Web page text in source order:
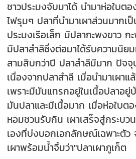
ชาวประมงจับมาได้ นำมาห่อใบตอ
ไฟรุมๆ ปลาที่นำมาเผาส่วนมากเ
ประมงเรือเล็ก มีปลากะพงขาว
มีปลาสำลีซึ่งต่อมาได้รับความนิ
สามสิบกว่าปี ปลาสำลีมีมาก ปัจ
เนื่องจากปลาสำลี เมื่อนำมาเผาแ
เพราะมีมันแทรกอยู่ในเนื้อปลาอยู่
มันปลาและมีเนื้อมาก เมื่อห่อใบต
หอมชวนรับกิน เผาเสร็จสู่กระบ
เองที่บ่งบอกเอกลักษณ์เฉพาะตัว
เผาพร้อมน้ำจิ้มว่า"ปลาเผาภูเก็ต